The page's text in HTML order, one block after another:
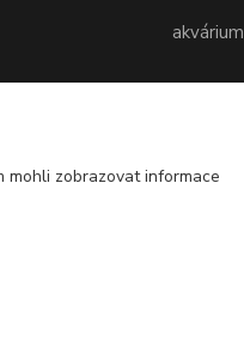
mohli zobrazovat informace